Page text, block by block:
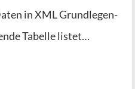
in XML Grund­le­gen­
Tabel­le lis­tet…